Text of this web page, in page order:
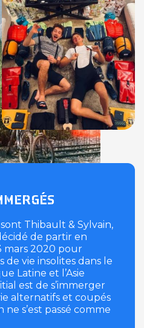
Thibault & Sylvain,
de partir en
mars 2020 pour
de vie insolites dans le
Latine et l’Asie
est de s’immerger
alternatifs et coupés
ne s’est passé comme